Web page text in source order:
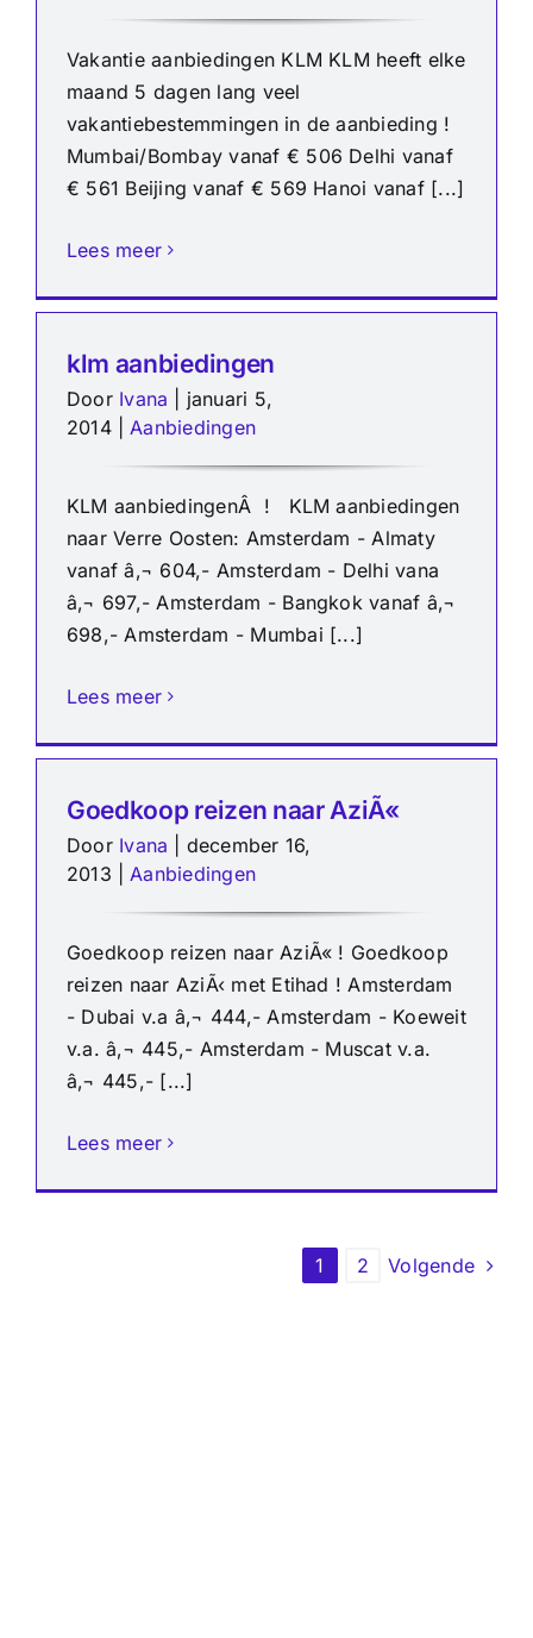
Vakantie aanbiedingen KLM KLM heeft elke
maand 5 dagen lang veel
vakantiebestemmingen in de aanbieding !
Mumbai/Bombay vanaf € 506 Delhi vanaf
€ 561 Beijing vanaf € 569 Hanoi vanaf [...]
Lees meer
klm aanbiedingen
Door Ivana
januari 5,
2014
Aanbiedingen
KLM aanbiedingenÂ ! KLM aanbiedingen
naar Verre Oosten: Amsterdam - Almaty
vanaf â‚¬ 604,- Amsterdam - Delhi vana
â‚¬ 697,- Amsterdam - Bangkok vanaf â‚¬
698,- Amsterdam - Mumbai [...]
Lees meer
Goedkoop reizen naar AziÃ«
Door Ivana
december 16,
2013
Aanbiedingen
Goedkoop reizen naar AziÃ« ! Goedkoop
reizen naar AziÃ‹ met Etihad ! Amsterdam
- Dubai v.a â‚¬ 444,- Amsterdam - Koeweit
v.a. â‚¬ 445,- Amsterdam - Muscat v.a.
â‚¬ 445,- [...]
Lees meer
1 2 Volgende